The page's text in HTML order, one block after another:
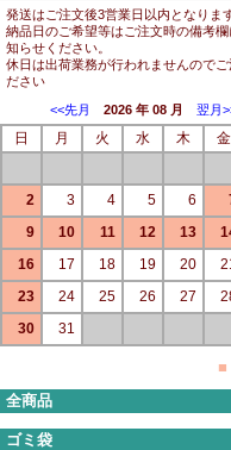
発送はご注文後3営業日以内となります
納品日のご希望等はご注文時の備考
知らせください。
休日は出荷業務が行われませんのでご
ださい
<<先月
2026 年 08 月 翌月
日 月 火 水 木 金
2
3 4 5 6
9
10 11 12 13
16
17 18 19 20
23
24 25 26 27
30
31
■
全商品
ゴミ袋